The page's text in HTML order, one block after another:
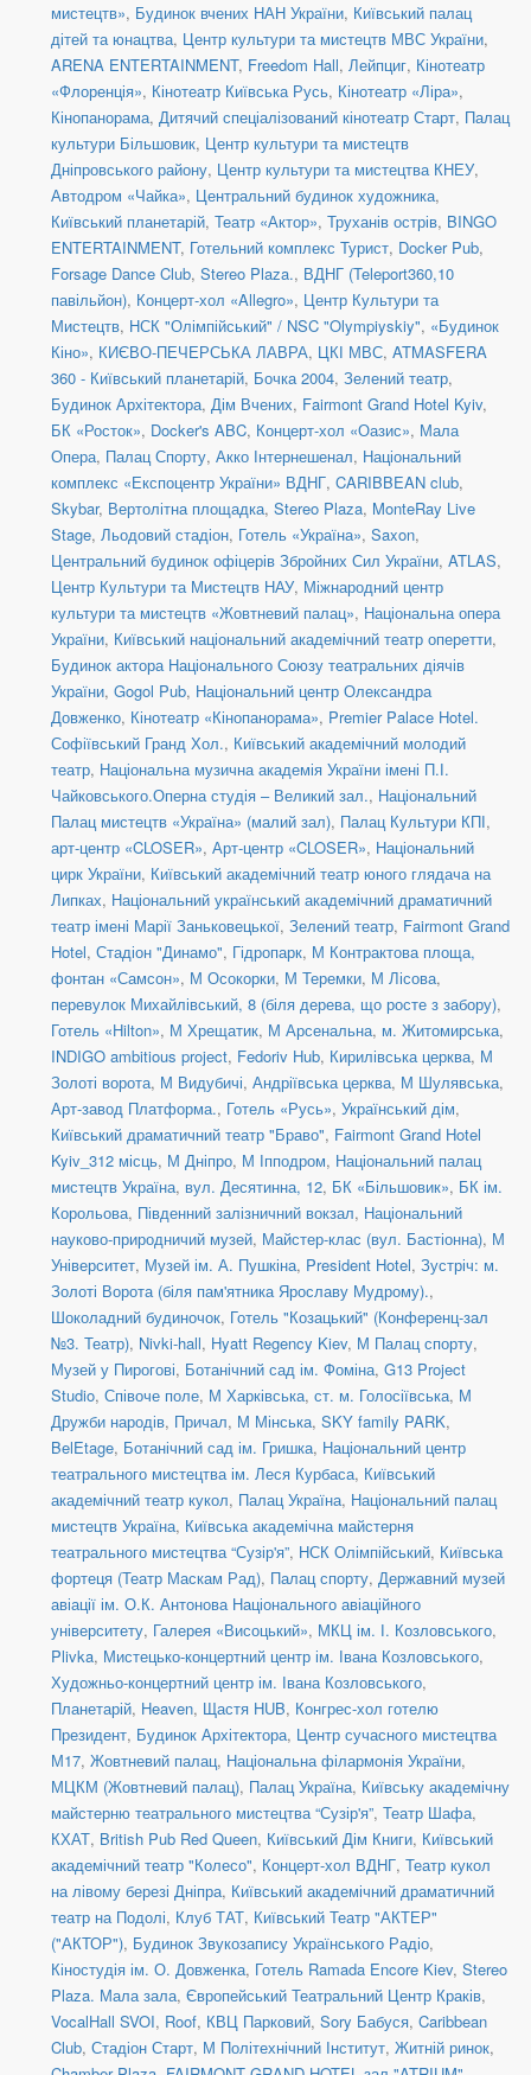
мистецтв», Будинок вчених НАН України, Київський палац
дітей та юнацтва, Центр культури та мистецтв МВС України,
ARENA ENTERTAINMENT, Freedom Hall, Лейпциг, Кінотеатр
«Флоренція», Кінотеатр Київська Русь, Кінотеатр «Ліра»,
Кінопанорама, Дитячий спеціалізований кінотеатр Старт, Палац
культури Більшовик, Центр культури та мистецтв
Дніпровського району, Центр культури та мистецтва КНЕУ,
Автодром «Чайка», Центральний будинок художника,
Київський планетарій, Театр «Актор», Труханів острів, BINGO
ENTERTAINMENT, Готельний комплекс Турист, Docker Pub,
Forsage Dance Club, Stereo Plaza., ВДНГ (Teleport360,10
павільйон), Концерт-хол «Allegro», Центр Культури та
Мистецтв, НСК "Олімпійський" / NSC "Olympiyskiy", «Будинок
Кіно», КИЄВО-ПЕЧЕРСЬКА ЛАВРА, ЦКІ МВС, ATMASFERA
360 - Київський планетарій, Бочка 2004, Зелений театр,
Будинок Архітектора, Дім Вчених, Fairmont Grand Hotel Kyiv,
БК «Росток», Docker's ABC, Концерт-хол «Оазис», Мала
Опера, Палац Спорту, Акко Інтернешенал, Національний
комплекс «Експоцентр України» ВДНГ, CARIBBEAN club,
Skybar, Вертолітна площадка, Stereo Plaza, MonteRay Live
Stage, Льодовий стадіон, Готель «Україна», Saxon,
Центральний будинок офіцерів Збройних Сил України, ATLAS,
Центр Культури та Мистецтв НАУ, Міжнародний центр
культури та мистецтв «Жовтневий палац», Національна опера
України, Київський національний академічний театр оперетти,
Будинок актора Національного Союзу театральних діячів
України, Gogol Pub, Національний центр Олександра
Довженко, Кінотеатр «Кінопанорама», Premier Palace Hotel.
Софіївський Гранд Хол., Київський академічний молодий
театр, Національна музична академія України імені П.І.
Чайковського.Оперна студія – Великий зал., Національний
Палац мистецтв «Україна» (малий зал), Палац Культури КПІ,
арт-центр «CLOSER», Арт-центр «CLOSER», Національний
цирк України, Київський академічний театр юного глядача на
Липках, Національний український академічний драматичний
театр імені Марії Заньковецької, Зелений театр, Fairmont Grand
Hotel, Стадіон "Динамо", Гідропарк, М Контрактова площа,
фонтан «Самсон», М Осокорки, М Теремки, М Лісова,
перевулок Михайлівський, 8 (біля дерева, що росте з забору),
Готель «Hilton», М Хрещатик, М Арсенальна, м. Житомирська,
INDIGO ambitious project, Fedoriv Hub, Кирилівська церква, М
Золоті ворота, М Видубичі, Андріївська церква, М Шулявська,
Арт-завод Платформа., Готель «Русь», Український дім,
Київський драматичний театр "Браво", Fairmont Grand Hotel
Kyiv_312 місць, М Дніпро, М Іпподром, Національний палац
мистецтв Україна, вул. Десятинна, 12, БК «Більшовик», БК ім.
Корольова, Південний залізничний вокзал, Національний
науково-природничий музей, Майстер-клас (вул. Бастіонна), М
Університет, Музей ім. А. Пушкіна, President Hotel, Зустріч: м.
Золоті Ворота (біля пам'ятника Ярославу Мудрому).,
Шоколадний будиночок, Готель "Козацький" (Конференц-зал
№3. Театр), Nivki-hall, Hyatt Regency Kiev, М Палац спорту,
Музей у Пирогові, Ботанічний сад ім. Фоміна, G13 Project
Studio, Співоче поле, М Харківська, ст. м. Голосіївська, М
Дружби народів, Причал, М Мінська, SKY family PARK,
BelEtage, Ботанічний сад ім. Гришка, Національний центр
театрального мистецтва ім. Леся Курбаса, Київський
академічний театр кукол, Палац Україна, Національний палац
мистецтв Україна, Київська академічна майстерня
театрального мистецтва “Сузір'я”, НСК Олімпійський, Київська
фортеця (Театр Маскам Рад), Палац спорту, Державний музей
авіації ім. О.К. Антонова Національного авіаційного
університету, Галерея «Висоцький», МКЦ ім. І. Козловського,
Plivka, Мистецько-концертний центр ім. Івана Козловського,
Художньо-концертний центр ім. Івана Козловського,
Планетарій, Heaven, Щастя HUB, Конгрес-хол готелю
Президент, Будинок Архітектора, Центр сучасного мистецтва
М17, Жовтневий палац, Національна філармонія України,
МЦКМ (Жовтневий палац), Палац Україна, Київську академічну
майстерню театрального мистецтва “Сузір'я”, Театр Шафа,
КХАТ, British Pub Red Queen, Київський Дім Книги, Київський
академічний театр "Колесо", Концерт-хол ВДНГ, Театр кукол
на лівому березі Дніпра, Київський академічний драматичний
театр на Подолі, Клуб ТАТ, Київський Театр "АКТЕР"
("АКТОР"), Будинок Звукозапису Українського Радіо,
Кіностудія ім. О. Довженка, Готель Ramada Encore Kiev, Stereo
Plaza. Мала зала, Європейський Театральний Центр Краків,
VocalHall SVOI, Roof, КВЦ Парковий, Sory Бабуся, Caribbean
Club, Стадіон Старт, М Політехнічний Інститут, Житній ринок,